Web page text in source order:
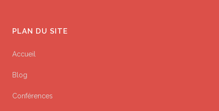
PLAN DU SITE
Accueil
Blog
Conférences